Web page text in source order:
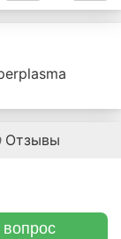
Отзывы